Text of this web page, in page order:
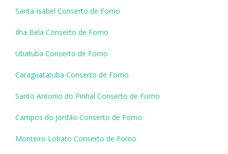
Santa Isabel Conserto de Forno
Ilha Bela Conserto de Forno
Ubatuba Conserto de Forno
Caraguatatuba Conserto de Forno
Santo Antonio do Pinhal Conserto de Forno
Campos do Jordão Conserto de Forno
Monteiro Lobato Conserto de Forno